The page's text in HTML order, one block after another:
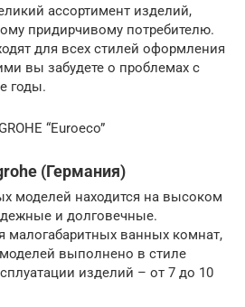
ассортимент изделий,
придирчивому потребителю.
для всех стилей оформления
вы забудете о проблемах с
годы.
“Euroeco”
(Германия)
моделей находится на высоком
и долговечные.
ванных комнат,
выполнено в стиле
изделий – от 7 до 10